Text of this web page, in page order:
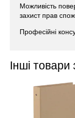
Можливість
захист прав
Професійні
Інші товари